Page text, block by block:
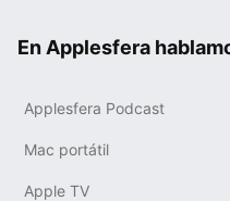
En Applesfera
Applesfera Podcast
Mac portátil
Apple TV